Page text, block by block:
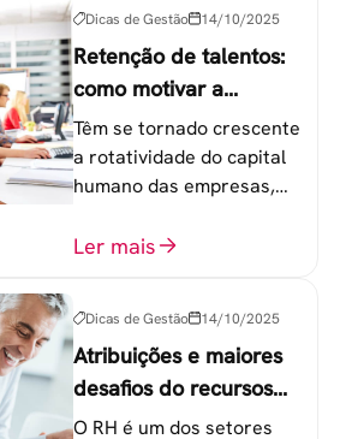
Dicas de Gestão 14/10/2025
Retenção de talentos:
como motivar a
geração Y nas
empresas?
Têm se tornado crescente
a rotatividade do capital
humano das empresas,
colaboradores na faixa de
Ler mais
Dicas de Gestão 14/10/2025
Atribuições e maiores
desafios do recursos
humanos em uma
O RH é um dos setores